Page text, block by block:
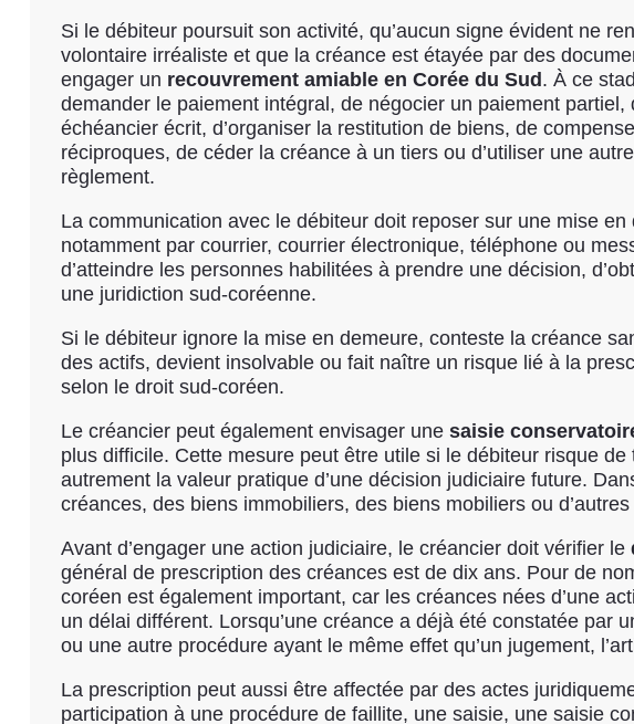
Si le débiteur poursuit son activité, qu’aucun signe évident ne
volontaire irréaliste et que la créance est étayée par des
engager un recouvrement amiable en Corée du Sud . À ce
demander le paiement intégral, de négocier un paiement partiel,
échéancier écrit, d’organiser la restitution de biens, de
réciproques, de céder la créance à un tiers ou d’utiliser une
règlement.
La communication avec le débiteur doit reposer sur une mise
notamment par courrier, courrier électronique, téléphone ou
d’atteindre les personnes habilitées à prendre une décision,
une juridiction sud-coréenne.
Si le débiteur ignore la mise en demeure, conteste la créance
des actifs, devient insolvable ou fait naître un risque lié à la
selon le droit sud-coréen.
Le créancier peut également envisager unesaisie
plus difficile. Cette mesure peut être utile si le débiteur risque
autrement la valeur pratique d’une décision judiciaire future.
créances, des biens immobiliers, des biens mobiliers ou
Avant d’engager une action judiciaire, le créancier doit vérifier le
général de prescription des créances est de dix ans. Pour de
coréen est également important, car les créances nées d’une
un délai différent. Lorsqu’une créance a déjà été constatée
ou une autre procédure ayant le même effet qu’un jugement,
La prescription peut aussi être affectée par des actes
participation à une procédure de faillite, une saisie, une saisie